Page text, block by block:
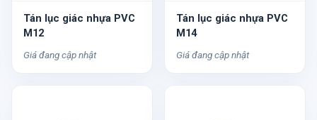
Tán lục giác nhựa PVC
M12
Giá đang cập nhật
Tán lục giác nhựa PVC
M14
Giá đang cập nhật